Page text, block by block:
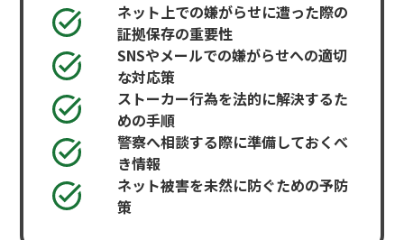
ネット上での嫌がらせに遭った際の
証拠保存の重要性
SNSやメールでの嫌がらせへの適切
な対応策
ストーカー行為を法的に解決するた
めの手順
警察へ相談する際に準備しておくべ
き情報
ネット被害を未然に防ぐための予防
策